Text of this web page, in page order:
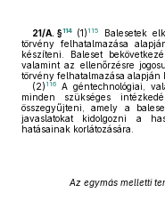
21/A. §114 (1) 115
Balesetek
törvény felhatalmazása
készíteni. Baleset
valamint az ellenőrzésre
törvény felhatalmazása alapján
(2) 116
A géntechnológiai,
minden szükséges
összegyűjteni, amely a
javaslatokat kidolgozni a
hatásainak korlátozására.
Az egymás melletti